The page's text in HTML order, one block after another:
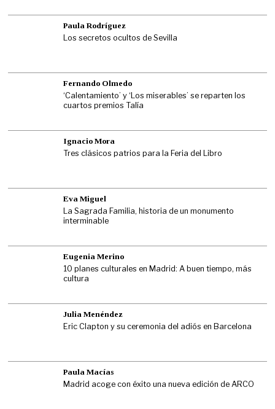
Paula Rodríguez
Los secretos ocultos de Sevilla
Fernando Olmedo
‘Calentamiento’ y ‘Los miserables’ se reparten los
cuartos premios Talía
Ignacio Mora
Tres clásicos patrios para la Feria del Libro
Eva Miguel
La Sagrada Familia, historia de un monumento
interminable
Eugenia Merino
10 planes culturales en Madrid: A buen tiempo, más
cultura
Julia Menéndez
Eric Clapton y su ceremonia del adiós en Barcelona
Paula Macías
Madrid acoge con éxito una nueva edición de ARCO